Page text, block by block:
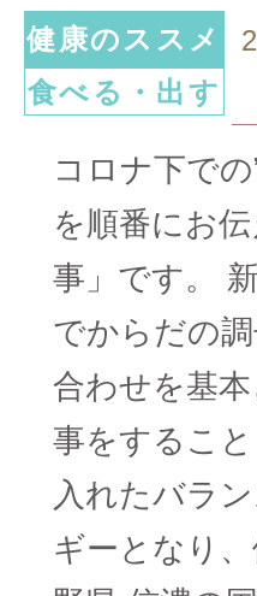
健康のススメ
食べる・出す
コロナ下で
を順番にお
事」です。
でからだの
合わせを基
事をするこ
入れたバラ
ギーとなり